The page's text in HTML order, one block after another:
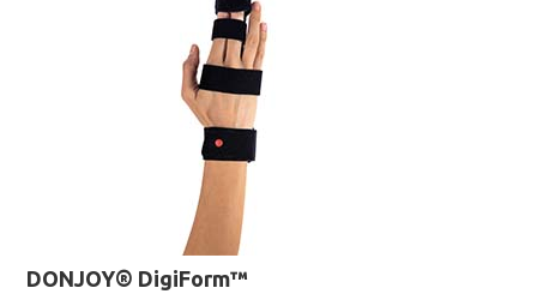
DONJOY® DigiForm™